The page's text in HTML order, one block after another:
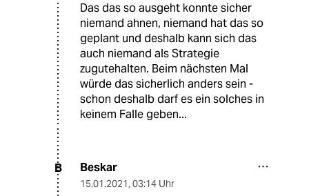
Das das so ausgeht konnte sicher
niemand ahnen, niemand hat das so
geplant und deshalb kann sich das
auch niemand als Strategie
zugutehalten. Beim nächsten Mal
würde das sicherlich anders sein -
schon deshalb darf es ein solches in
keinem Falle geben...
B Beskar
15.01.2021, 03:14 Uhr